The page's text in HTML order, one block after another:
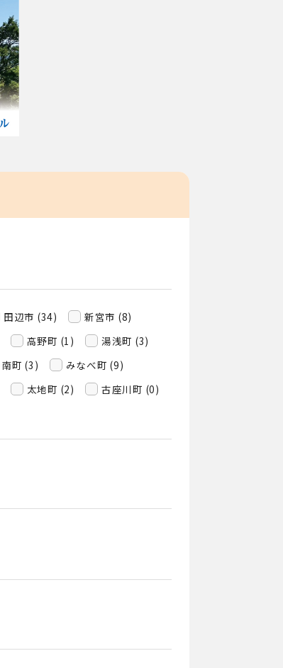
田辺市 (34)
新宮市 (8)
高野町 (1)
湯浅町 (3)
町 (3)
みなべ町 (9)
太地町 (2)
古座川町 (0)